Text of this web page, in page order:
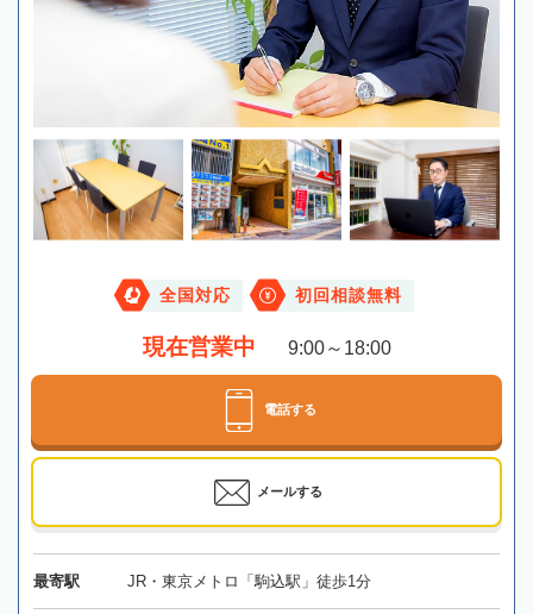
全国対応 初回相談無料
現在営業中 9:00～18:00
電話する
メールする
最寄駅 JR・東京メトロ「駒込駅」徒歩1分